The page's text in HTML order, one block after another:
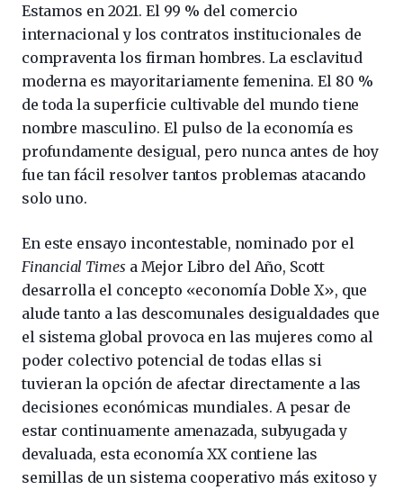
Estamos en 2021. El 99 % del comercio
internacional y los contratos institucionales de
compraventa los firman hombres. La esclavitud
moderna es mayoritariamente femenina. El 80 %
de toda la superficie cultivable del mundo tiene
nombre masculino. El pulso de la economía es
profundamente desigual, pero nunca antes de hoy
fue tan fácil resolver tantos problemas atacando
solo uno.
En este ensayo incontestable, nominado por el
Financial Times a Mejor Libro del Año, Scott
desarrolla el concepto «economía Doble X», que
alude tanto a las descomunales desigualdades que
el sistema global provoca en las mujeres como al
poder colectivo potencial de todas ellas si
tuvieran la opción de afectar directamente a las
decisiones económicas mundiales. A pesar de
estar continuamente amenazada, subyugada y
devaluada, esta economía XX contiene las
semillas de un sistema cooperativo más exitoso y